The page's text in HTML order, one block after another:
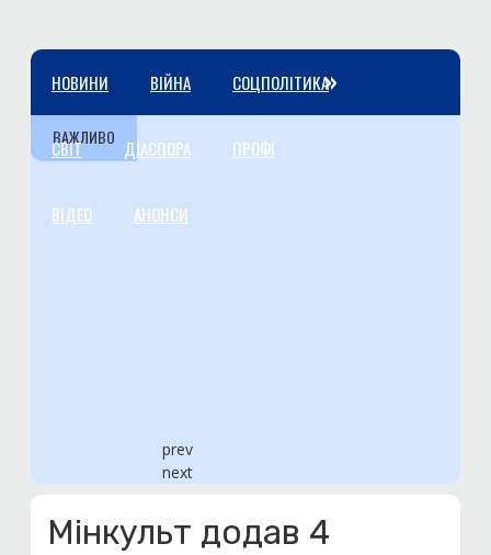
НОВИНИ ВІЙНА СОЦПОЛІТИКА
СВІТ ДІАСПОРА ПРОФІ
ВІДЕО АНОНСИ
»
ВАЖЛИВО
prev
next
Мінкульт додав 4